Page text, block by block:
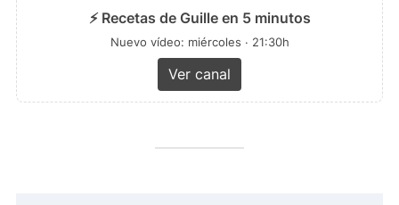
⚡ Recetas de Guille en 5 minutos
Nuevo vídeo: miércoles · 21:30h
Ver canal